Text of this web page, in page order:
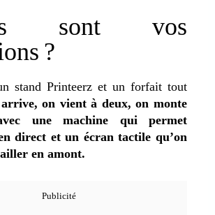
sont vos
?
stand Printeerz et un forfait tout
on vient à deux, on monte
une machine qui permet
direct et un écran tactile qu’on
en amont.